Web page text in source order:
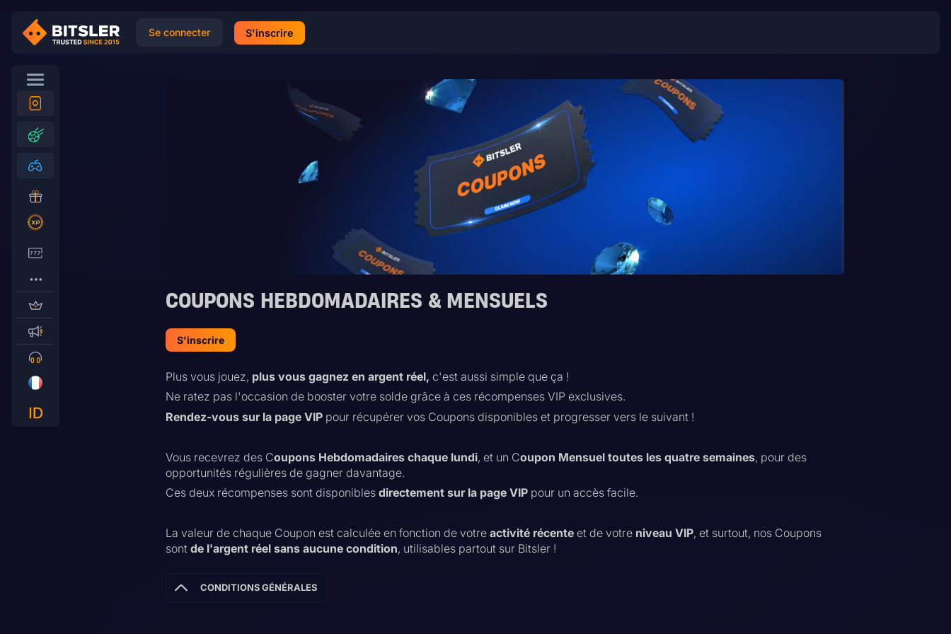
Se connecter S'inscrire
COUPONS HEBDOMADAIRES & MENSUELS
S'inscrire
Plus vous jouez, plus vous gagnez en argent réel, c'est aussi simple que ça !
Ne ratez pas l'occasion de booster votre solde grâce à ces récompenses VIP exclusives.
Rendez-vous sur la page VIP pour récupérer vos Coupons disponibles et progresser vers le suivant !
Vous recevrez des Coupons Hebdomadaires chaque lundi, et un Coupon Mensuel toutes les quatre semaines, pour des
opportunités régulières de gagner davantage.
Ces deux récompenses sont disponibles directement sur la page VIP pour un accès facile.
La valeur de chaque Coupon est calculée en fonction de votre activité récente et de votre niveau VIP, et surtout, nos Coupons
sont de l'argent réel sans aucune condition, utilisables partout sur Bitsler !
CONDITIONS GÉNÉRALES